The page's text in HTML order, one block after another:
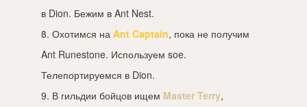
в Dion. Бежим в Ant Nest.
8. Охотимся на Ant Captain, пока не получим
Ant Runestone. Используем soe.
Телепортируемся в Dion.
9. В гильдии бойцов ищем Master Terry,